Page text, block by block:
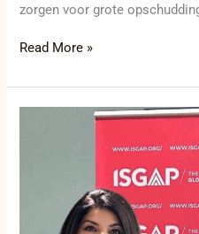
zorgen voor grote
Read More »
Mondiaal